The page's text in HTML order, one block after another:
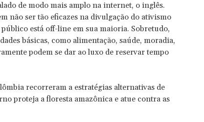
de modo mais amplo na internet, o inglês.
não ser tão eficazes na divulgação do ativismo
está off-line em sua maioria. Sobretudo,
básicas, como alimentação, saúde, moradia,
podem se dar ao luxo de reservar tempo
recorreram a estratégias alternativas de
proteja a floresta amazônica e atue contra as